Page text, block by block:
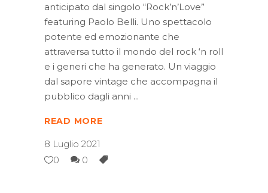
anticipato dal singolo “Rock’n’Love”
featuring Paolo Belli. Uno spettacolo
potente ed emozionante che
attraversa tutto il mondo del rock ‘n roll
e i generi che ha generato. Un viaggio
dal sapore vintage che accompagna il
pubblico dagli anni
READ MORE
8 Luglio 2021
0
0